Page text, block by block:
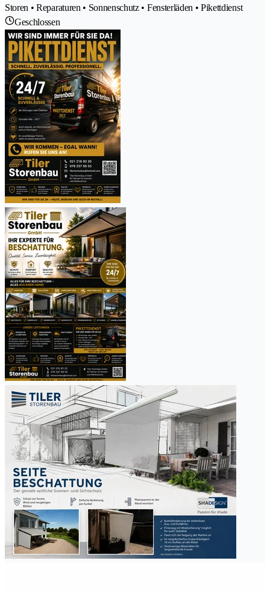
Storen • Reparaturen • Sonnenschutz • Fensterläden • Pikettdienst
Geschlossen